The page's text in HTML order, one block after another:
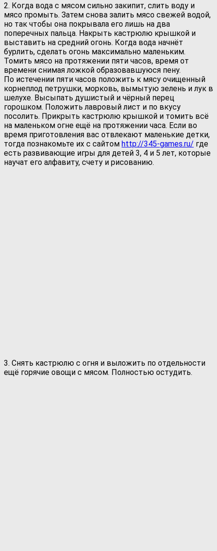
2. Когда вода с мясом сильно закипит, слить воду и
мясо промыть. Затем снова залить мясо свежей водой,
но так чтобы она покрывала его лишь на два
поперечных пальца. Накрыть кастрюлю крышкой и
выставить на средний огонь. Когда вода начнёт
бурлить, сделать огонь максимально маленьким.
Томить мясо на протяжении пяти часов, время от
времени снимая ложкой образовавшуюся пену.
По истечении пяти часов положить к мясу очищенный
корнеплод петрушки, морковь, вымытую зелень и лук в
шелухе. Высыпать душистый и чёрный перец
горошком. Положить лавровый лист и по вкусу
посолить. Прикрыть кастрюлю крышкой и томить всё
на маленьком огне ещё на протяжении часа. Если во
время приготовления вас отвлекают маленькие детки,
тогда познакомьте их с сайтом http://345-games.ru/ где
есть развивающие игры для детей 3, 4 и 5 лет, которые
научат его алфавиту, счету и рисованию.
3. Снять кастрюлю с огня и выложить по отдельности
ещё горячие овощи с мясом. Полностью остудить.